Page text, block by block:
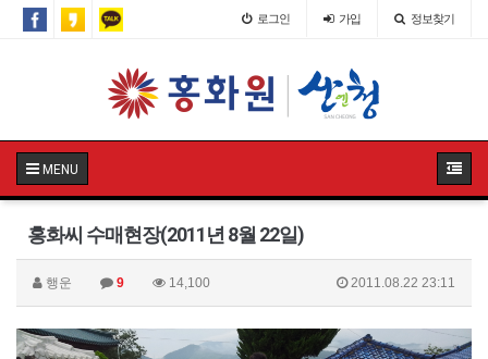
로그인 가입 정보찾기
MENU
홍화씨 수매현장(2011년 8월 22일)
행운 9 14,100 2011.08.22 23:11